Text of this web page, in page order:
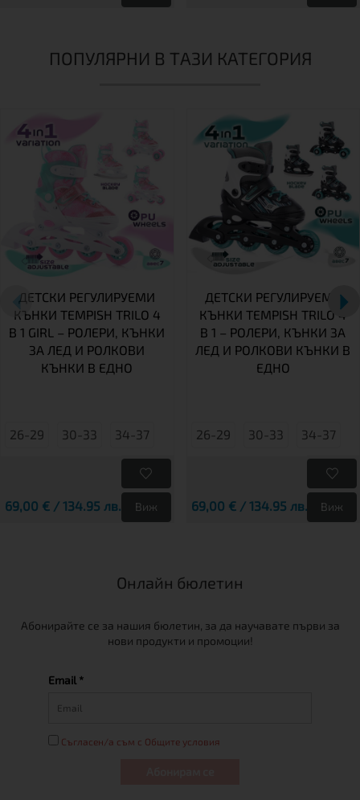
ПОПУЛЯРНИ В ТАЗИ КАТЕГОРИЯ
ДЕТСКИ РЕГУЛИРУЕМИ
КЪНКИ TEMPISH TRILO 4
В 1 GIRL – РОЛЕРИ, КЪНКИ
ЗА ЛЕД И РОЛКОВИ
КЪНКИ В ЕДНО
26-29 30-33 34-37
69,00 € / 134.95 лв. Виж
ДЕТСКИ РЕГУЛИРУЕМИ
КЪНКИ TEMPISH TRILO 4
В 1 – РОЛЕРИ, КЪНКИ ЗА
ЛЕД И РОЛКОВИ КЪНКИ В
ЕДНО
26-29 30-33 34-37
69,00 € / 134.95 лв. Виж
Онлайн бюлетин
Абонирайте се за нашия бюлетин, за да научавате първи за
нови продукти и промоции!
Email *
Съгласен/а съм с Общите условия